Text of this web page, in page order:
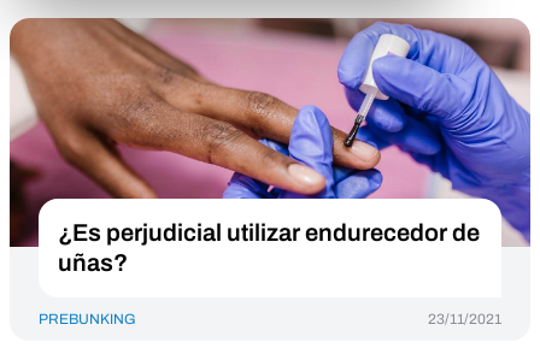
¿Es perjudicial utilizar endurecedor de
uñas?
PREBUNKING 23/11/2021